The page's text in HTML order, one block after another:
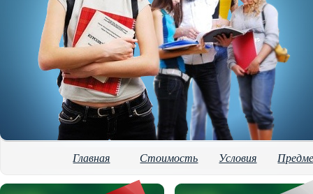
Главная Стоимость Условия